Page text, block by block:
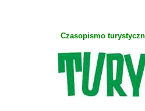
Czasopismo